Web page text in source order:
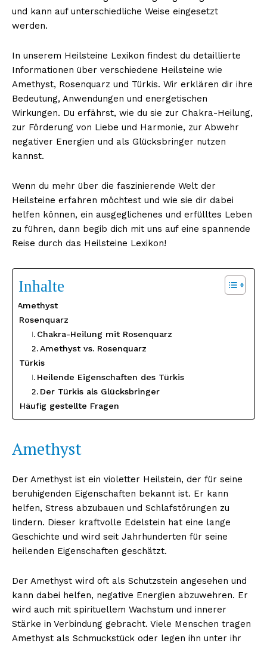
und kann auf unterschiedliche Weise eingesetzt
werden.
In unserem Heilsteine Lexikon findest du detaillierte
Informationen über verschiedene Heilsteine wie
Amethyst, Rosenquarz und Türkis. Wir erklären dir ihre
Bedeutung, Anwendungen und energetischen
Wirkungen. Du erfährst, wie du sie zur Chakra-Heilung,
zur Förderung von Liebe und Harmonie, zur Abwehr
negativer Energien und als Glücksbringer nutzen
kannst.
Wenn du mehr über die faszinierende Welt der
Heilsteine erfahren möchtest und wie sie dir dabei
helfen können, ein ausgeglichenes und erfülltes Leben
zu führen, dann begib dich mit uns auf eine spannende
Reise durch das Heilsteine Lexikon!
Inhalte
Amethyst
Rosenquarz
Chakra-Heilung mit Rosenquarz
Amethyst vs. Rosenquarz
Türkis
Heilende Eigenschaften des Türkis
Der Türkis als Glücksbringer
Häufig gestellte Fragen
Amethyst
Der Amethyst ist ein violetter Heilstein, der für seine
beruhigenden Eigenschaften bekannt ist. Er kann
helfen, Stress abzubauen und Schlafstörungen zu
lindern. Dieser kraftvolle Edelstein hat eine lange
Geschichte und wird seit Jahrhunderten für seine
heilenden Eigenschaften geschätzt.
Der Amethyst wird oft als Schutzstein angesehen und
kann dabei helfen, negative Energien abzuwehren. Er
wird auch mit spirituellem Wachstum und innerer
Stärke in Verbindung gebracht. Viele Menschen tragen
Amethyst als Schmuckstück oder legen ihn unter ihr